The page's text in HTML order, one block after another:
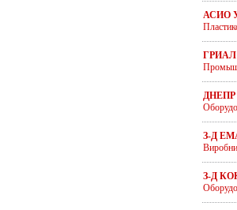
АСИО
З-Д
З-Д